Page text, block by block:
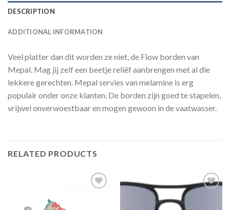
DESCRIPTION
ADDITIONAL INFORMATION
Veel platter dan dit worden ze niet, de Flow borden van
Mepal. Mag jij zelf een beetje reliëf aanbrengen met al die
lekkere gerechten. Mepal servies van melamine is erg
populair onder onze klanten. De borden zijn goed te stapelen,
vrijwel onverwoestbaar en mogen gewoon in de vaatwasser.
RELATED PRODUCTS
Toevoegen